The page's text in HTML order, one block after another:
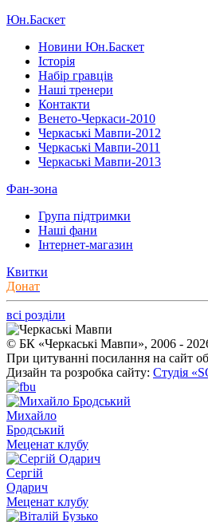
Юн.Баскет
Новини Юн.Баскет
Історія
Набір гравців
Наші тренери
Контакти
Венето-Черкаси-2010
Черкаські Мавпи-2012
Черкаські Мавпи-2011
Черкаські Мавпи-2013
Фан-зона
Група підтримки
Наші фани
Інтернет-магазин
Квитки
Донат
всі розділи
© БК «Черкаські Мавпи», 2006 -
При цитуванні посилання на сайт
Дизайн та розробка сайту: Студія
Михайло
Бродський
Меценат клубу
Сергій
Одарич
Меценат клубу